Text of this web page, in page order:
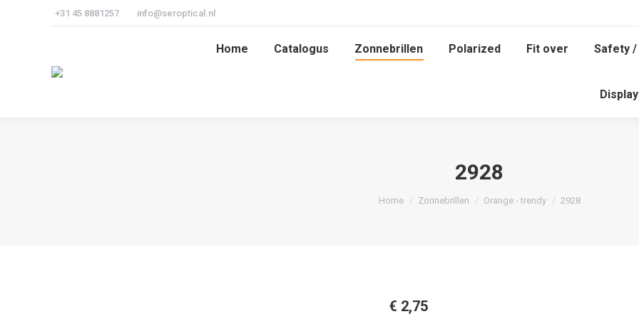
+31 45 8881257 info@seroptical.nl
Home Catalogus Zonnebrillen Polarized Fit over Safety
2928
Je bent hier:
Home Zonnebrillen Orange - trendy 2928
€ 2,75
Home Catalogus Zonnebrillen Polarized Fit over Safety